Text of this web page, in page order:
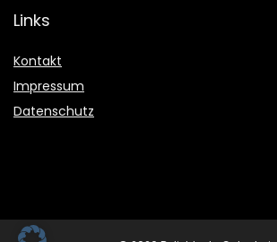
Links
Kontakt
Impressum
Datenschutz